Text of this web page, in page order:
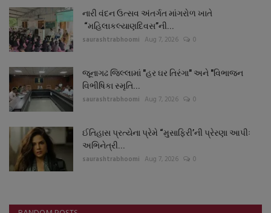
નારી વંદન ઉત્સવ અંતર્ગત માંગરોળ ખાતે
“મહિલાકલ્યાણદિવસ”ની...
saurashtrabhoomi Aug 7, 2026 0
જૂનાગઢ જિલ્લામાં "હર ઘર તિરંગા" અને "વિભાજન
વિભીષિકા સ્મૃતિ...
saurashtrabhoomi Aug 7, 2026 0
ઈતિહાસ પ્રત્યેના પ્રેમે “મુસાફિરી’ની પ્રેરણા આપીઃ
અભિનેત્રી...
saurashtrabhoomi Aug 7, 2026 0